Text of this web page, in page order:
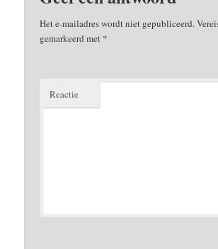
Het e-mailadres wordt niet gepubliceerd.
gemarkeerd met *
Reactie